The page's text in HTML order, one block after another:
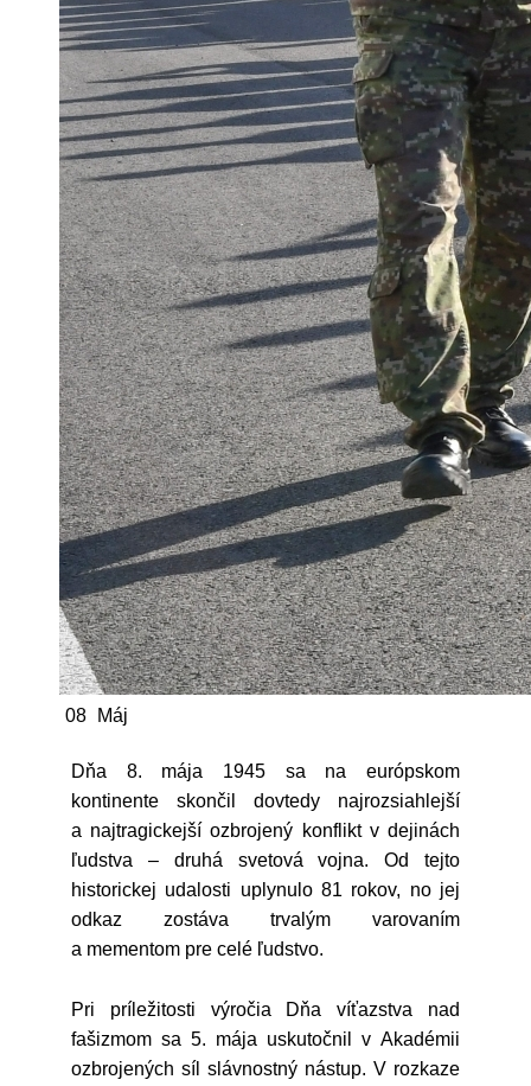
08 Máj
Dňa 8. mája 1945 sa na európskom
kontinente skončil dovtedy najrozsiahlejší
a najtragickejší ozbrojený konflikt v dejinách
ľudstva – druhá svetová vojna. Od tejto
historickej udalosti uplynulo 81 rokov, no jej
odkaz zostáva trvalým varovaním
a mementom pre celé ľudstvo.
Pri príležitosti výročia Dňa víťazstva nad
fašizmom sa 5. mája uskutočnil v Akadémii
ozbrojených síl slávnostný nástup. V rozkaze